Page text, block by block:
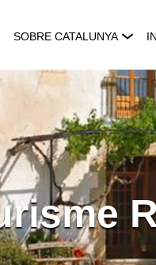
SOBRE CATALUNYA